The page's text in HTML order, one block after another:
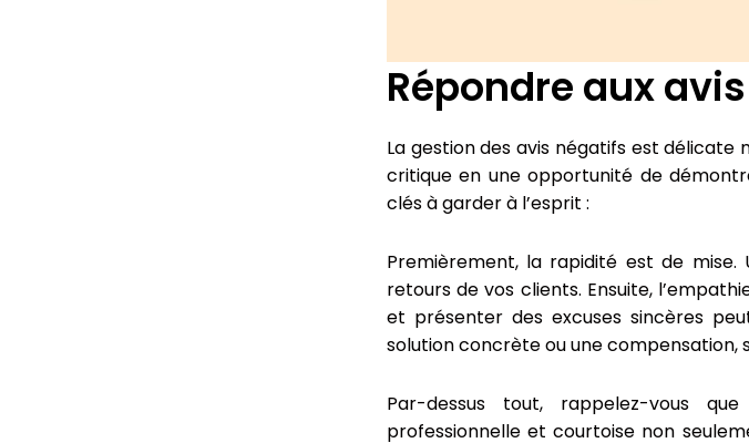
Répondre aux
La gestion des avis négatifs est
critique en une opportunité de
clés à garder à l’esprit :
Premièrement, la rapidité est de
retours de vos clients. Ensuite,
et présenter des excuses sincères
solution concrète ou une
Par-dessus tout, rappelez-vous
professionnelle et courtoise non